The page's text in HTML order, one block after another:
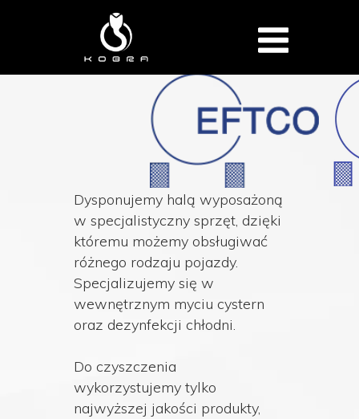
Dysponujemy halą wyposażoną
w specjalistyczny sprzęt, dzięki
któremu możemy obsługiwać
różnego rodzaju pojazdy.
Specjalizujemy się w
wewnętrznym myciu cystern
oraz dezynfekcji chłodni.
Do czyszczenia
wykorzystujemy tylko
najwyższej jakości produkty,